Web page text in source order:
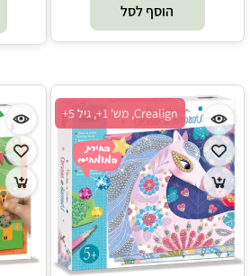
הוסף לסל
Crealign, מש' 1+, גיל 5+